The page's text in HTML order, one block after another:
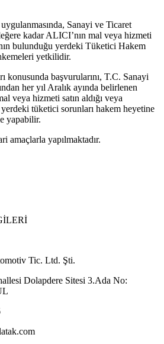
Sanayi ve Ticaret
kadar ALICI’nın mal veya hizmeti
bulunduğu yerdeki Tüketici Hakem
yetkilidir.
konusunda başvurularını, T.C. Sanayi
her yıl Aralık ayında belirlenen
veya hizmeti satın aldığı veya
tüketici sorunları hakem heyetine
yapabilir.
amaçlarla yapılmaktadır.
Tic. Ltd. Şti.
Dolapdere Sitesi 3.Ada No: